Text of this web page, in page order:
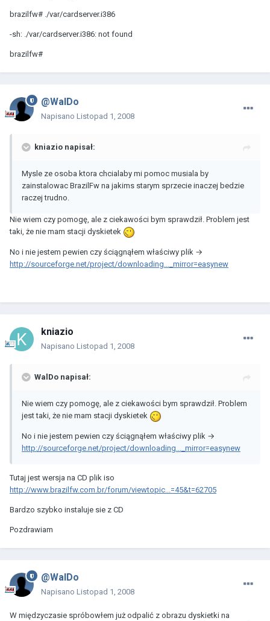
brazilfw# ./var/cardserver.i386
-sh: ./var/cardserver.i386: not found
brazilfw#
@WalDo
Napisano Listopad 1, 2008
kniazio napisał:
Mysle ze osoba ktora chcialaby mi pomoc musiala by
zainstalowac BrazilFw na jakims starym sprzecie inaczej bedzie
raczej trudno.
Nie wiem czy pomogę, ale z ciekawości bym sprawdził. Problem jest
taki, że nie mam stacji dyskietek
No i nie jestem pewien czy ściągnąłem właściwy plik →
http://sourceforge.net/project/downloading..._mirror=easynew
kniazio
Napisano Listopad 1, 2008
WalDo napisał:
Nie wiem czy pomogę, ale z ciekawości bym sprawdził. Problem
jest taki, że nie mam stacji dyskietek
No i nie jestem pewien czy ściągnąłem właściwy plik →
http://sourceforge.net/project/downloading..._mirror=easynew
Tutaj jest wersja na CD plik iso
http://www.brazilfw.com.br/forum/viewtopic...=45&t=62705
Bardzo szybko instaluje sie z CD
Pozdrawiam
@WalDo
Napisano Listopad 1, 2008
W międzyczasie spróbowłem już odpalić z obrazu dyskietki na